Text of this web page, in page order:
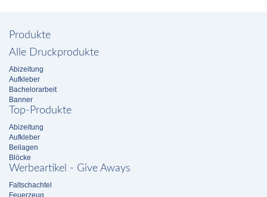
Produkte
Alle Druckprodukte
Abizeitung
Aufkleber
Bachelorarbeit
Banner
Top-Produkte
Abizeitung
Aufkleber
Beilagen
Blöcke
Werbeartikel - Give Aways
Faltschachtel
Feuerzeug